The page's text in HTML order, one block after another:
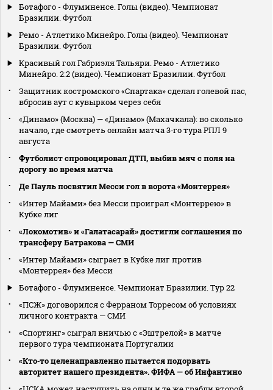
Ботафого - Флуминенсе. Голы (видео). Чемпионат
Бразилии. Футбол
Ремо - Атлетико Минейро. Голы (видео). Чемпионат
Бразилии. Футбол
Красивый гол Габриэля Тальяри. Ремо - Атлетико
Минейро. 2:2 (видео). Чемпионат Бразилии. Футбол
Защитник костромского «Спартака» сделал голевой пас,
вбросив аут с кувырком через себя
«Динамо» (Москва) — «Динамо» (Махачкала): во сколько
начало, где смотреть онлайн матча 3‑го тура РПЛ 9
августа
Футболист спровоцировал ДТП, выбив мяч с поля на
дорогу во время матча
Де Пауль посвятил Месси гол в ворота «Монтеррея»
«Интер Майами» без Месси проиграл «Монтеррею» в
Кубке лиг
«Локомотив» и «Галатасарай» достигли соглашения по
трансферу Батракова — СМИ
«Интер Майами» сыграет в Кубке лиг против
«Монтеррея» без Месси
Ботафого - Флуминенсе. Чемпионат Бразилии. Тур 22
«ПСЖ» договорился с Ферраном Торресом об условиях
личного контракта — СМИ
«Спортинг» сыграл вничью с «Эштрелой» в матче
первого тура чемпионата Португалии
«Кто‑то целенаправленно пытается подорвать
авторитет нашего президента». ФИФА — об Инфантино